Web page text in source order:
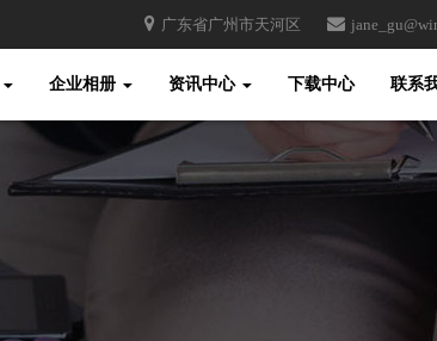
广东省广州市天河区
企业相册 资讯中心 下载中心 联系